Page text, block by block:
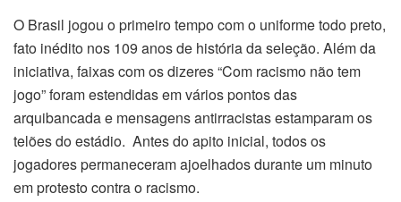
O Brasil jogou o primeiro tempo com o uniforme todo preto,
fato inédito nos 109 anos de história da seleção. Além da
iniciativa, faixas com os dizeres “Com racismo não tem
jogo” foram estendidas em vários pontos das
arquibancada e mensagens antirracistas estamparam os
telões do estádio. Antes do apito inicial, todos os
jogadores permaneceram ajoelhados durante um minuto
em protesto contra o racismo.